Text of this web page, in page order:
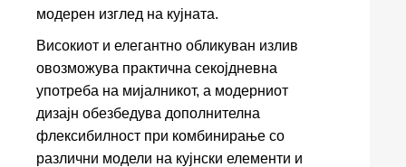
модерен изглед на кујната.
Високиот и елегантно обликуван излив
овозможува практична секојдневна
употреба на мијалникот, а модерниот
дизајн обезбедува дополнителна
флексибилност при комбинирање со
различни модели на кујнски елементи и